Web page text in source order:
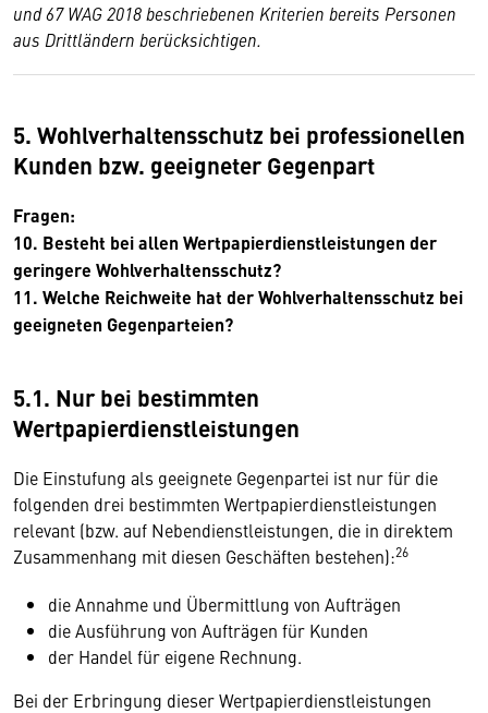
und 67 WAG 2018 beschriebenen Kriterien bereits Personen
aus Drittländern berücksichtigen.
5. Wohlverhaltensschutz bei professionellen
Kunden bzw. geeigneter Gegenpart
Fragen:
10. Besteht bei allen Wertpapierdienstleistungen der
geringere Wohlverhaltensschutz?
11. Welche Reichweite hat der Wohlverhaltensschutz bei
geeigneten Gegenparteien?
5.1. Nur bei bestimmten
Wertpapierdienstleistungen
Die Einstufung als geeignete Gegenpartei ist nur für die
folgenden drei bestimmten Wertpapierdienstleistungen
relevant (bzw. auf Nebendienstleistungen, die in direktem
Zusammenhang mit diesen Geschäften bestehen):26
die Annahme und Übermittlung von Aufträgen
die Ausführung von Aufträgen für Kunden
der Handel für eigene Rechnung.
Bei der Erbringung dieser Wertpapierdienstleistungen